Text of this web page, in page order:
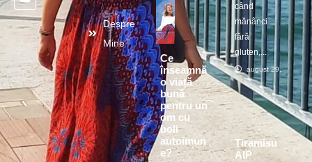
Despre
Mine
Ce
înseamnă
o viață
bună
pentru un
om cu
boli
autoimun
e?
când
mănânci
fără
gluten,...
august 29, 2025
Tiramisu
AIP